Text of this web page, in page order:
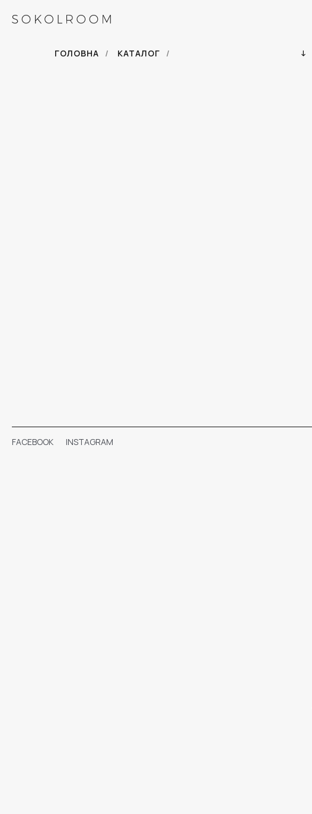
ГОЛОВНА / КАТАЛОГ /
FACEBOOK INSTAGRAM